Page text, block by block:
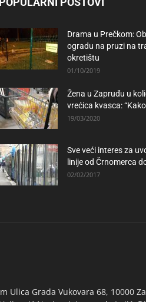
Drama u Prečkom:
ogradu na pruzi na
okretištu
01/10/2019
Žena u Zapruđu u
vrećica kvasca:
19/03/2020
Sve veći interes za
linije od Črnomerca
02/02/2017
Ulica Grada Vukovara 68, 10000